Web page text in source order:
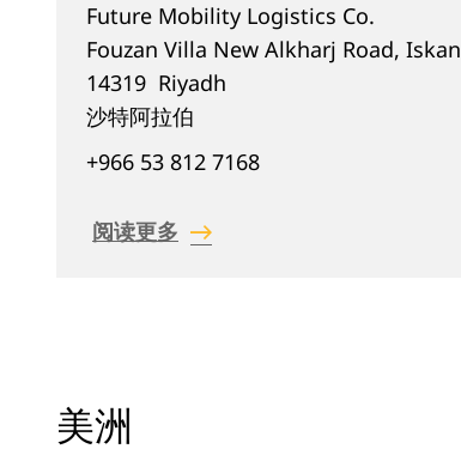
Future Mobility Logistics Co.
Fouzan Villa New Alkharj Road, Iskan
14319 Riyadh
沙特阿拉伯
+966 53 812 7168
阅读更多
美洲